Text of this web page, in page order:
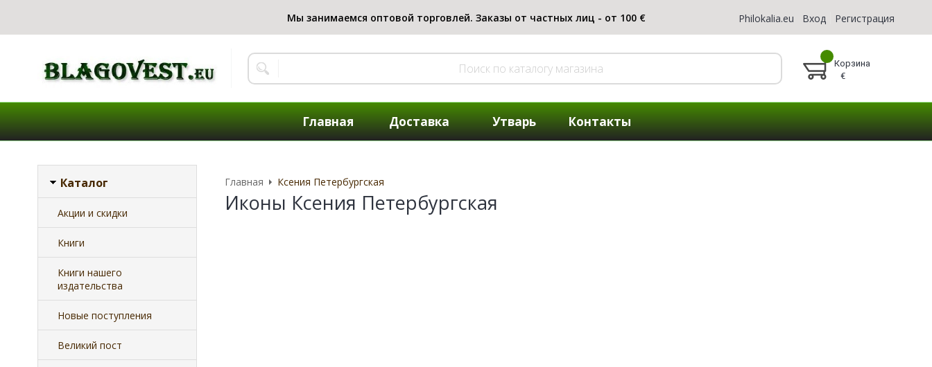
Philokalia.eu Вход Регистрация
Корзина
€
Главная Доставка Утварь Контакты
Каталог
Акции и скидки
Книги
Книги нашего
издательства
Новые поступления
Великий пост
Главная Ксения Петербургская
Иконы Ксения Петербургская